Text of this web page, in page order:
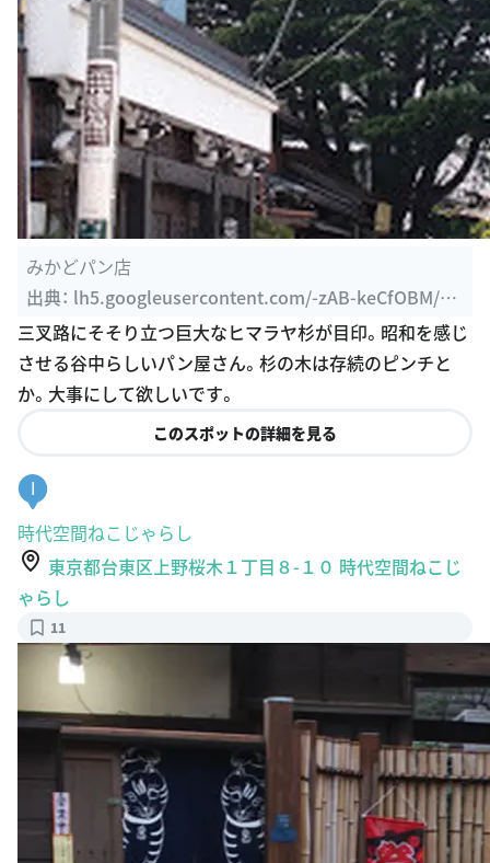
みかどパン店
出典： lh5.googleusercontent.com/-zAB-keCfOBM/VQ
53MDkAd3I/AAAAAAAAExo/YQjyvMqQ2P0/w460-h310
-k
三叉路にそそり立つ巨大なヒマラヤ杉が目印。昭和を感じ
させる谷中らしいパン屋さん。杉の木は存続のピンチと
か。大事にして欲しいです。
このスポットの詳細を見る
I
時代空間ねこじゃらし
東京都台東区上野桜木１丁目８-１０ 時代空間ねこじ
ゃらし
11